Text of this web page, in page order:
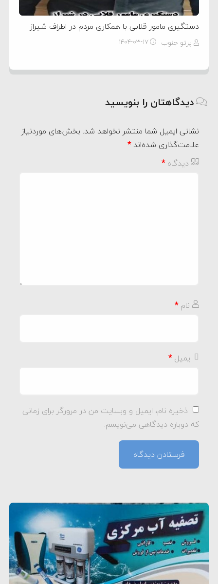
دستگیری مامور قلابی با همکاری مردم در اطراف شیراز
پرتو جنوب ۱۴۰۴-۰۳-۱۷
دیدگاهتان را بنویسید
نشانی ایمیل شما منتشر نخواهد شد. بخش‌های موردنیاز
علامت‌گذاری شده‌اند*
دیدگاه*
نام*
ایمیل*
ذخیره نام، ایمیل و وبسایت من در مرورگر برای زمانی
که دوباره دیدگاهی می‌نویسم.